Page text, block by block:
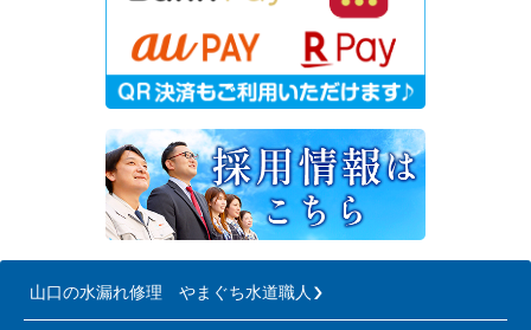
山口の水漏れ修理 やまぐち水道職人